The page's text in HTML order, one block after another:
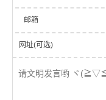
邮箱
网址(可选)